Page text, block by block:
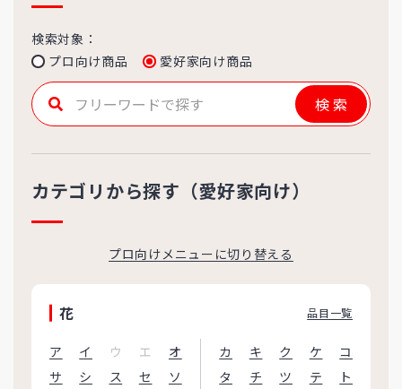
検索対象：
プロ向け商品
愛好家向け商品
検索
カテゴリから探す（愛好家向け）
プロ向けメニューに切り替える
花 品目一覧
ア イ ウ エ オ カ キ ク ケ
コ
サ
シ ス セ ソ タ チ ツ テ
ト